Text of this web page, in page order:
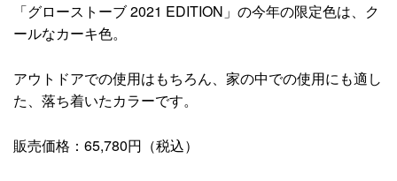
「グローストーブ 2021 EDITION」の今年の限定色は、ク
ールなカーキ色。
アウトドアでの使用はもちろん、家の中での使用にも適し
た、落ち着いたカラーです。
販売価格：65,780円（税込）